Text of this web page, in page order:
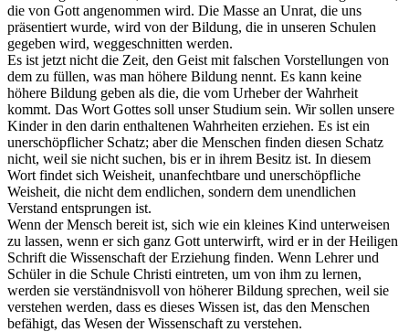
die von Gott angenommen wird. Die Masse an Unrat, die uns
präsentiert wurde, wird von der Bildung, die in unseren Schulen
gegeben wird, weggeschnitten werden.
Es ist jetzt nicht die Zeit, den Geist mit falschen Vorstellungen von
dem zu füllen, was man höhere Bildung nennt. Es kann keine
höhere Bildung geben als die, die vom Urheber der Wahrheit
kommt. Das Wort Gottes soll unser Studium sein. Wir sollen unsere
Kinder in den darin enthaltenen Wahrheiten erziehen. Es ist ein
unerschöpflicher Schatz; aber die Menschen finden diesen Schatz
nicht, weil sie nicht suchen, bis er in ihrem Besitz ist. In diesem
Wort findet sich Weisheit, unanfechtbare und unerschöpfliche
Weisheit, die nicht dem endlichen, sondern dem unendlichen
Verstand entsprungen ist.
Wenn der Mensch bereit ist, sich wie ein kleines Kind unterweisen
zu lassen, wenn er sich ganz Gott unterwirft, wird er in der Heiligen
Schrift die Wissenschaft der Erziehung finden. Wenn Lehrer und
Schüler in die Schule Christi eintreten, um von ihm zu lernen,
werden sie verständnisvoll von höherer Bildung sprechen, weil sie
verstehen werden, dass es dieses Wissen ist, das den Menschen
befähigt, das Wesen der Wissenschaft zu verstehen.